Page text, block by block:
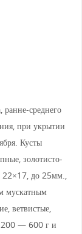
среднего
при укрытии
Кусты
золотисто-
22×17, до 25мм.,
мускатным
ветвистые,
200 — 600 г и